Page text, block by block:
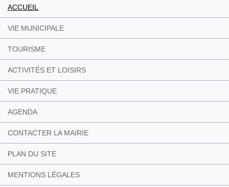
ACCUEIL
VIE MUNICIPALE
TOURISME
ACTIVITÉS ET LOISIRS
VIE PRATIQUE
AGENDA
CONTACTER LA MAIRIE
PLAN DU SITE
MENTIONS LÉGALES